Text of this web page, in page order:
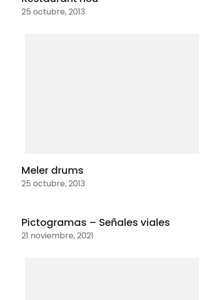
25 octubre, 2013
Meler drums
25 octubre, 2013
Pictogramas – Señales viales
21 noviembre, 2021